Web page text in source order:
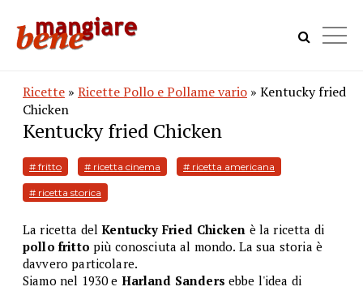
Ricette » Ricette Pollo e Pollame vario » Kentucky fried
Chicken
Kentucky fried Chicken
# fritto # ricetta cinema # ricetta americana
# ricetta storica
La ricetta delKentucky Fried Chicken è la ricetta di
pollo fritto più conosciuta al mondo. La sua storia è
davvero particolare.
Siamo nel 1930 e Harland Sanders ebbe l'idea di